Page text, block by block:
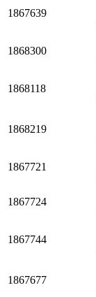
1867639
1868300
1868118
1868219
1867721
1867724
1867744
1867677